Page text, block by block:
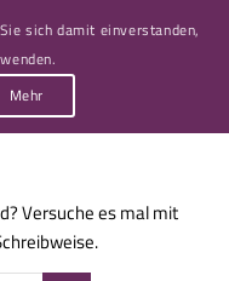
Versuche es mal mit
sich damit einverstanden,
Mehr